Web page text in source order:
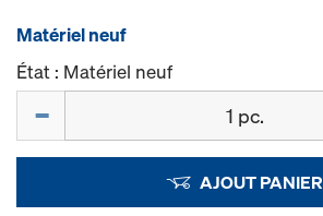
Matériel neuf
État : Matériel neuf
AJOUT PANIER